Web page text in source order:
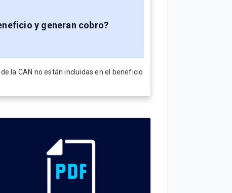
y generan cobro?
la CAN no están incluidas en el beneficio